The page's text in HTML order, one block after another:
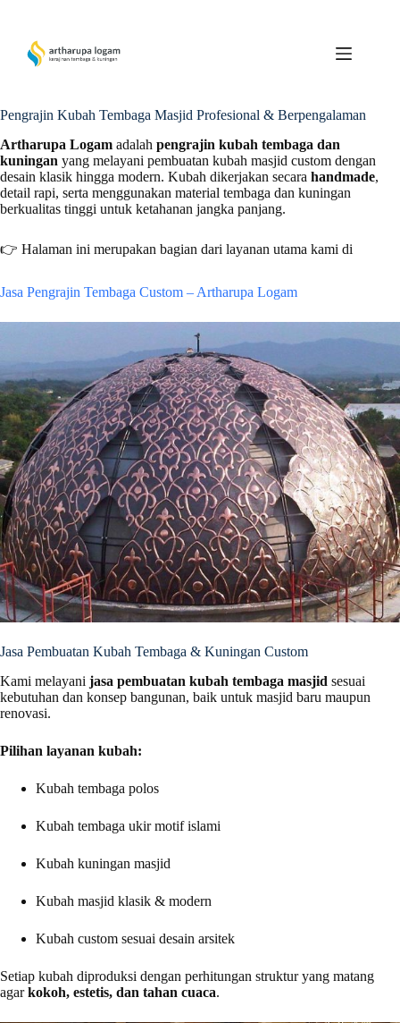
content
Pengrajin Kubah Tembaga Masjid Profesional & Berpengalaman
Artharupa Logam adalah pengrajin kubah tembaga dan
kuningan yang melayani pembuatan kubah masjid custom dengan
desain klasik hingga modern. Kubah dikerjakan secara handmade,
detail rapi, serta menggunakan material tembaga dan kuningan
berkualitas tinggi untuk ketahanan jangka panjang.
👉 Halaman ini merupakan bagian dari layanan utama kami di
Jasa Pengrajin Tembaga Custom – Artharupa Logam
Jasa Pembuatan Kubah Tembaga & Kuningan Custom
Kami melayani jasa pembuatan kubah tembaga masjid sesuai
kebutuhan dan konsep bangunan, baik untuk masjid baru maupun
renovasi.
Pilihan layanan kubah:
Kubah tembaga polos
Kubah tembaga ukir motif islami
Kubah kuningan masjid
Kubah masjid klasik & modern
Kubah custom sesuai desain arsitek
Setiap kubah diproduksi dengan perhitungan struktur yang matang
agarkokoh, estetis, dan tahan cuaca.